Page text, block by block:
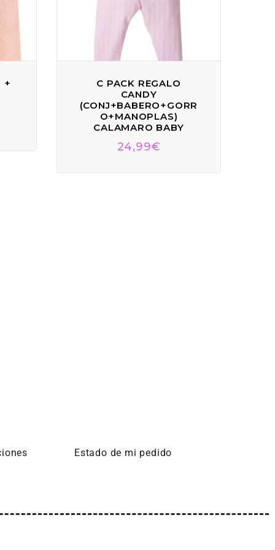
+
C PACK REGALO
CANDY
(CONJ+BABERO+GORR
O+MANOPLAS)
CALAMARO BABY
24,99€
Estado de mi pedido